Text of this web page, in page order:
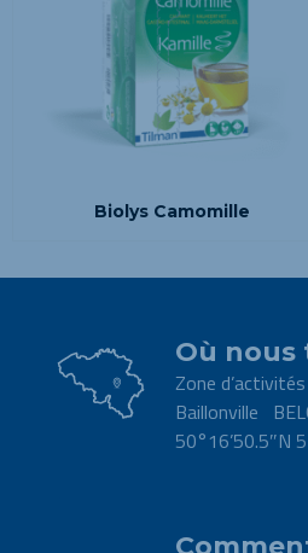
Biolys Camomille
Où nous
Zone
Baillonville
50°16’50.5″N